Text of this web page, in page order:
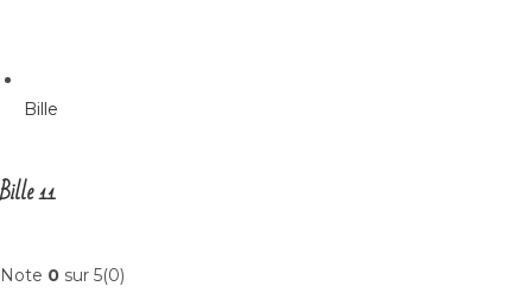
Bille
Bille 11
Note 0 sur 5(0)